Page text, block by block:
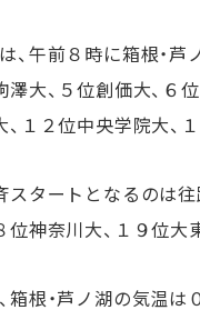
、午前８時に箱根・
澤大、５位創価大、６
、１２位中央学院大、
スタートとなるのは
神奈川大、１９位大
箱根・芦ノ湖の気温